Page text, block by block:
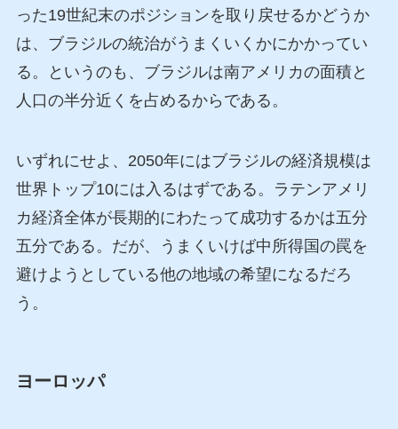
った19世紀末のポジションを取り戻せるかどうか
は、ブラジルの統治がうまくいくかにかかってい
る。というのも、ブラジルは南アメリカの面積と
人口の半分近くを占めるからである。
いずれにせよ、2050年にはブラジルの経済規模は
世界トップ10には入るはずである。ラテンアメリ
カ経済全体が長期的にわたって成功するかは五分
五分である。だが、うまくいけば中所得国の罠を
避けようとしている他の地域の希望になるだろ
う。
ヨーロッパ